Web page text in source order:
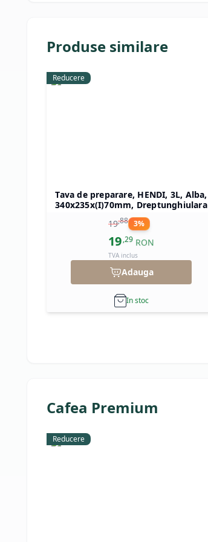
Produse similare
Reducere
Tava de preparare, HENDI, 3L, Alba,
340x235x(I)70mm, Dreptunghiulara
19,88 3%
19,29 RON
TVA inclus
Adauga
In stoc
Cafea Premium
Reducere